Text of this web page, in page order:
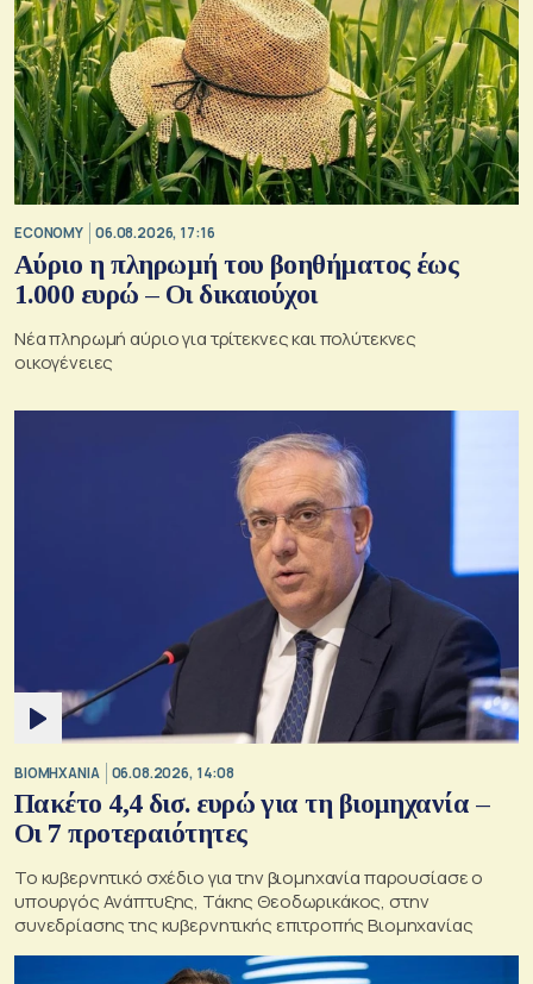
ECONOMY 06.08.2026, 17:16
Αύριο η πληρωμή του βοηθήματος έως
1.000 ευρώ – Oι δικαιούχοι
Νέα πληρωμή αύριο για τρίτεκνες και πολύτεκνες
οικογένειες
ΒΙΟΜΗΧΑΝΙΑ 06.08.2026, 14:08
Πακέτο 4,4 δισ. ευρώ για τη βιομηχανία –
Οι 7 προτεραιότητες
Το κυβερνητικό σχέδιο για την βιομηχανία παρουσίασε ο
υπουργός Ανάπτυξης, Τάκης Θεοδωρικάκος, στην
συνεδρίασης της κυβερνητικής επιτροπής Βιομηχανίας